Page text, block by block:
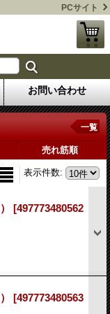
PCサイト
お問い合わせ
一覧
売れ筋順
表示件数:
[497773480562
[497773480563